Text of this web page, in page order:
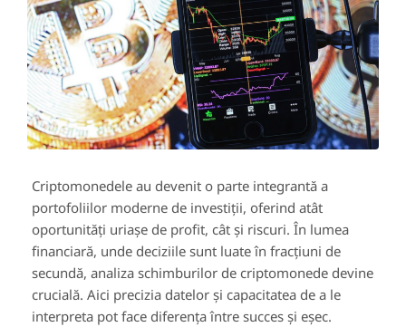
Criptomonedele au devenit o parte integrantă a
portofoliilor moderne de investiții, oferind atât
oportunități uriașe de profit, cât și riscuri. În lumea
financiară, unde deciziile sunt luate în fracțiuni de
secundă, analiza schimburilor de criptomonede devine
crucială. Aici precizia datelor și capacitatea de a le
interpreta pot face diferența între succes și eșec.